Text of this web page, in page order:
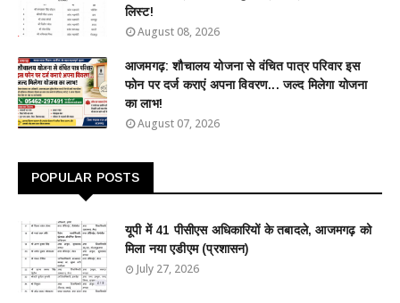
लिस्ट!
August 08, 2026
आजमगढ़: शौचालय योजना से वंचित पात्र परिवार इस
फोन पर दर्ज कराएं अपना विवरण... जल्द मिलेगा योजना
का लाभ!
August 07, 2026
POPULAR POSTS
यूपी में 41 पीसीएस अधिकारियों के तबादले, आजमगढ़ को
मिला नया एडीएम (प्रशासन)
July 27, 2026